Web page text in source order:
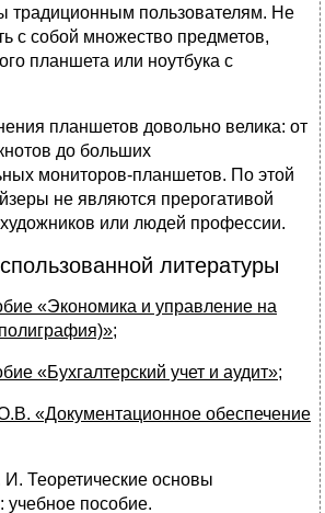
традиционным пользователям. Не
с собой множество предметов,
планшета или ноутбука с
планшетов довольно велика: от
до больших
мониторов-планшетов. По этой
не являются прерогативой
или людей профессии.
литературы
«Экономика и управление на
;
«Бухгалтерский учет и аудит»;
«Документационное обеспечение
Теоретические основы
учебное пособие.